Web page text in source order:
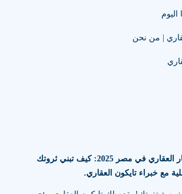
| من نحن
الاستثمار العقاري في مصر 2025: كيف تبني ثروتك
مع خبراء تايكون العقاري.